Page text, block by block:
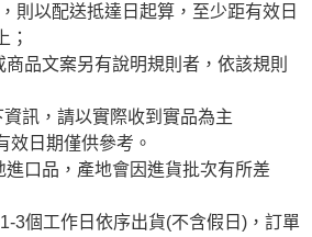
則以配送抵達日起算，至少距有效日
；
品文案另有說明規則者，依該規則
訊，請以實際收到實品為主
效日期僅供參考。
進口品，產地會因進貨批次有所差
3個工作日依序出貨(不含假日)，訂單